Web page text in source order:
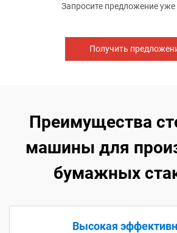
Запросите предложение уже
Получить
Преимущества
машины для
бумажных
Высокая